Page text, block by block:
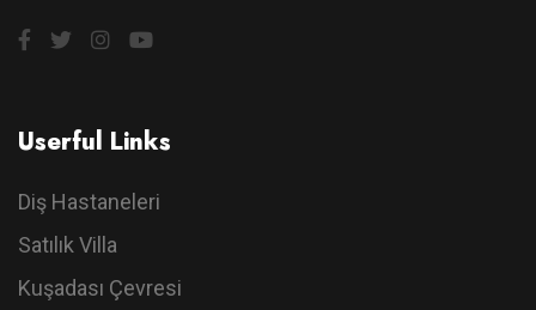
Userful Links
Diş Hastaneleri
Satılık Villa
Kuşadası Çevresi